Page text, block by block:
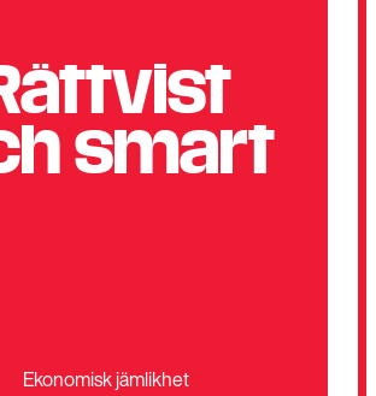
smart
Ekonomisk jämlikhet